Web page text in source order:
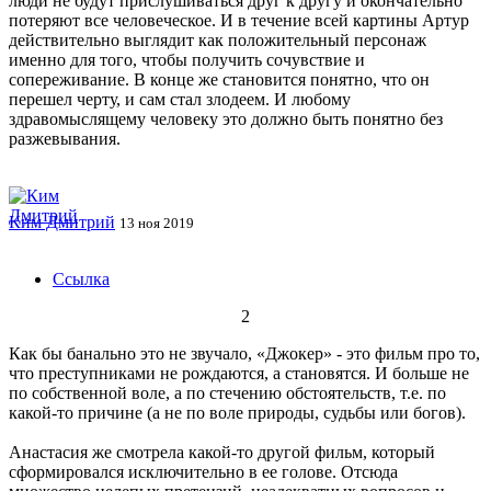
потеряют все человеческое. И в течение всей картины Артур
действительно выглядит как положительный персонаж
именно для того, чтобы получить сочувствие и
сопереживание. В конце же становится понятно, что он
перешел черту, и сам стал злодеем. И любому
здравомыслящему человеку это должно быть понятно без
разжевывания.
Ким Дмитрий 13 ноя 2019
Ссылка
2
Как бы банально это не звучало, «Джокер» - это фильм про то,
что преступниками не рождаются, а становятся. И больше не
по собственной воле, а по стечению обстоятельств, т.е. по
какой-то причине (а не по воле природы, судьбы или богов).
Анастасия же смотрела какой-то другой фильм, который
сформировался исключительно в ее голове. Отсюда